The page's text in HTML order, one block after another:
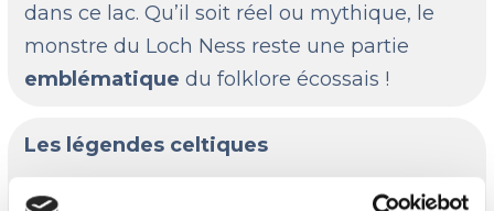
dans ce lac. Qu’il soit réel ou mythique, le
monstre du Loch Ness reste une partie
emblématiquedu folklore écossais !
Les légendes celtiques
Une chose que vous pouvez savoir sur